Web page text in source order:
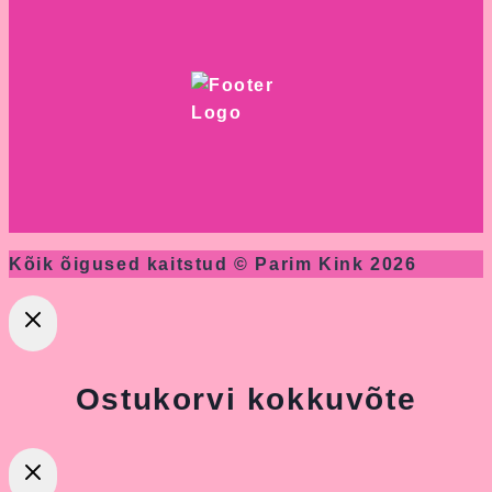
Kõik õigused kaitstud © Parim Kink 2026
Ostukorvi kokkuvõte